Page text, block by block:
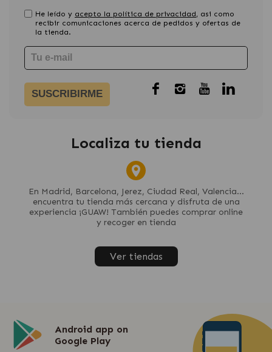
He leído y acepto la política de privacidad, asi como
recibir comunicaciones acerca de pedidos y ofertas de
la tienda.
SUSCRIBIRME
Localiza tu tienda
En Madrid, Barcelona, Jerez, Ciudad Real, Valencia...
encuentra tu tienda más cercana y disfruta de una
experiencia ¡GUAW! También puedes comprar online
y recoger en tienda
Ver tiendas
Android app on
Google Play